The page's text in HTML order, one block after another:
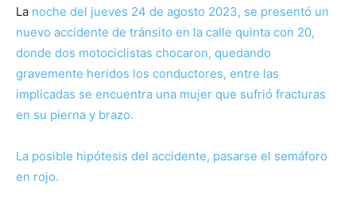
La noche del jueves 24 de agosto 2023, se presentó un
nuevo accidente de tránsito en la calle quinta con 20,
donde dos motociclistas chocaron, quedando
gravemente heridos los conductores, entre las
implicadas se encuentra una mujer que sufrió fracturas
en su pierna y brazo.
La posible hipótesis del accidente, pasarse el semáforo
en rojo.